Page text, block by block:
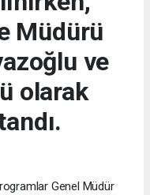
Müdürü
ve
olarak
Genel Müdür